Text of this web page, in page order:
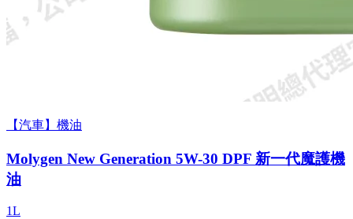
【汽車】機油
Molygen New Gener­a­tion 5W-30 DPF 新一代魔護機
油
1L